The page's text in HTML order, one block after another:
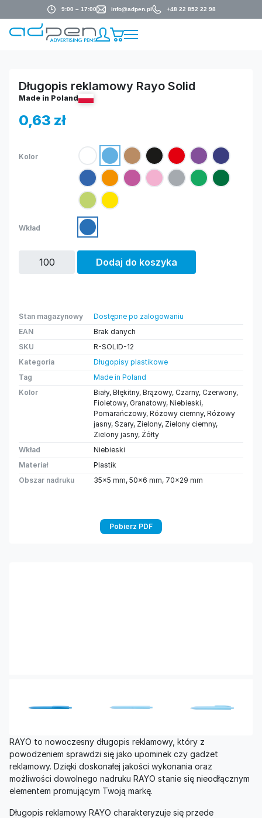
9:00 – 17:00 info@adpen.pl +48 22 852 22 98
RAYO to nowoczesny długopis reklamowy, który z
powodzeniem sprawdzi się jako upominek czy gadżet
reklamowy. Dzięki doskonałej jakości wykonania oraz
możliwości dowolnego nadruku RAYO stanie się nieodłącznym
elementem promującym Twoją markę.
Długopis reklamowy RAYO charakteryzuje się przede
Długopis reklamowy Rayo Solid
Made in Poland
0,63 zł
Kolor
Wkład
Dodaj do koszyka
Stan magazynowy
Dostępne po zalogowaniu
EAN
Brak danych
SKU
R-SOLID-12
Kategoria
Długopisy plastikowe
Tag
Made in Poland
Kolor
Biały, Błękitny, Brązowy, Czarny, Czerwony,
Fioletowy, Granatowy, Niebieski,
Pomarańczowy, Różowy ciemny, Różowy
jasny, Szary, Zielony, Zielony ciemny,
Zielony jasny, Żółty
Wkład
Niebieski
Materiał
Plastik
Obszar nadruku
35×5 mm, 50×6 mm, 70×29 mm
Pobierz PDF